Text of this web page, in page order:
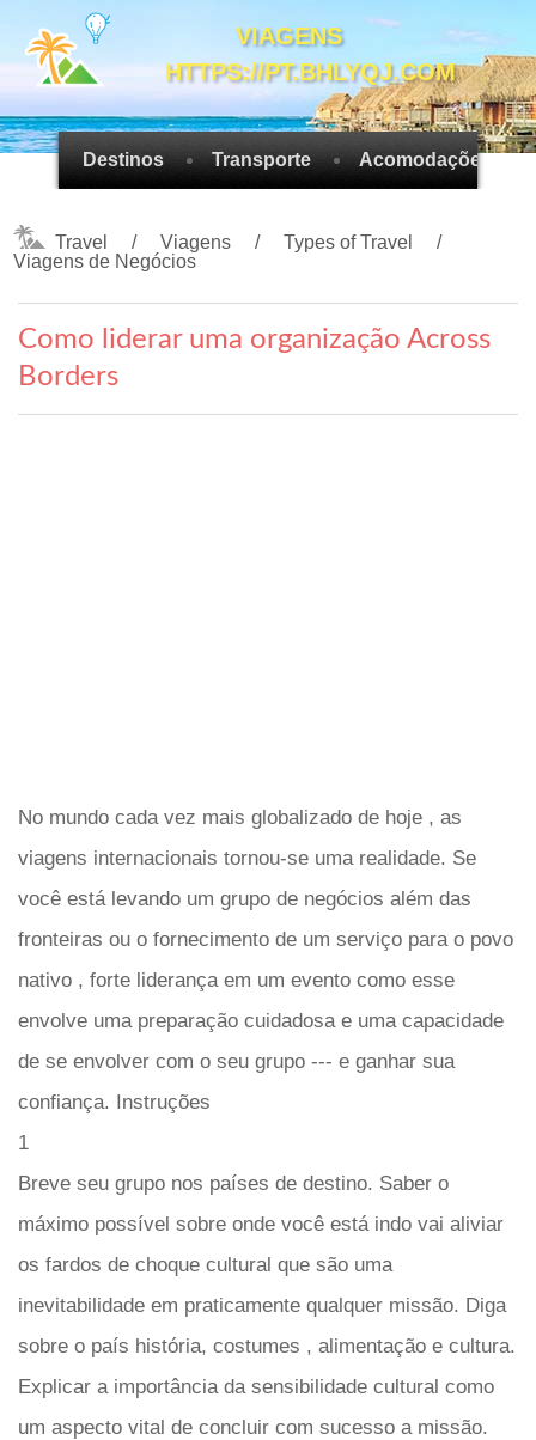
VIAGENS
HTTPS://PT.BHLYQJ.COM
Destinos Transporte Acomodações
Travel Viagens
Types of Travel
Viagens de Negócios
Como liderar uma organização Across
Borders
No mundo cada vez mais globalizado de hoje , as
viagens internacionais tornou-se uma realidade. Se
você está levando um grupo de negócios além das
fronteiras ou o fornecimento de um serviço para o povo
nativo , forte liderança em um evento como esse
envolve uma preparação cuidadosa e uma capacidade
de se envolver com o seu grupo --- e ganhar sua
confiança. Instruções
1
Breve seu grupo nos países de destino. Saber o
máximo possível sobre onde você está indo vai aliviar
os fardos de choque cultural que são uma
inevitabilidade em praticamente qualquer missão. Diga
sobre o país história, costumes , alimentação e cultura.
Explicar a importância da sensibilidade cultural como
um aspecto vital de concluir com sucesso a missão.